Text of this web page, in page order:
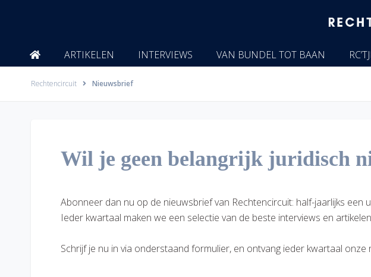
ARTIKELEN INTERVIEWS VAN BUNDEL TOT BAAN
Rechtencircuit Nieuwsbrief
Wil je geen belangrijk juridisch
Abonneer dan nu op de nieuwsbrief van Rechtencircuit: half-jaarlijks een
Ieder kwartaal maken we een selectie van de beste interviews en
Schrijf je nu in via onderstaand formulier, en ontvang ieder kwartaal onze